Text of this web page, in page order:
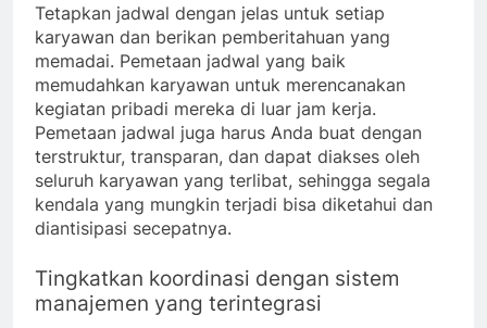
Tetapkan jadwal dengan jelas untuk setiap
karyawan dan berikan pemberitahuan yang
memadai. Pemetaan jadwal yang baik
memudahkan karyawan untuk merencanakan
kegiatan pribadi mereka di luar jam kerja.
Pemetaan jadwal juga harus Anda buat dengan
terstruktur, transparan, dan dapat diakses oleh
seluruh karyawan yang terlibat, sehingga segala
kendala yang mungkin terjadi bisa diketahui dan
diantisipasi secepatnya.
Tingkatkan koordinasi dengan sistem
manajemen yang terintegrasi